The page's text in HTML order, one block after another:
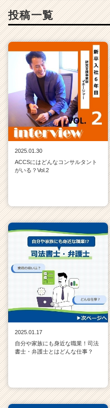
投稿一覧
2025.01.30
ACCSにはどんなコンサルタント
がいる？Vol.2
2025.01.17
自分や家族にも身近な職業！司法
書士・弁護士とはどんな仕事？